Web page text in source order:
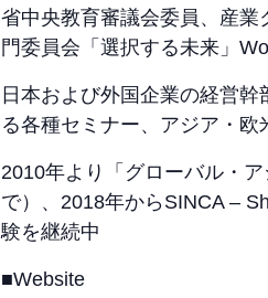
省中央教育審議会委員、産
門委員会「選択する未来」
日本および外国企業の経営
る各種セミナー、アジア・欧
2010年より「グローバル・
で）、2018年からSINCA –
験を継続中
■Website